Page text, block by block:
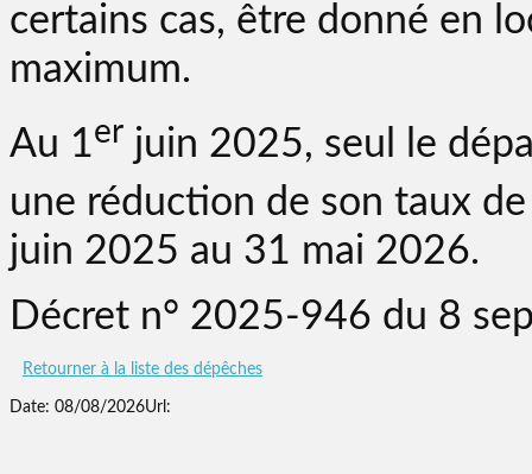
certains cas, être donné en
maximum.
Au 1er juin 2025, seul le
une réduction de son taux
juin 2025 au 31 mai 2026.
Décret n° 2025-946 du 8
Retourner à la liste des dépêches
Date: 08/08/2026Url: